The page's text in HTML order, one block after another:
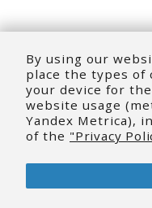
By using our
place the types of
your device for
website usage
Yandex Metrica),
of the "Privacy